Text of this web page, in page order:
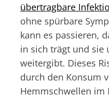
übertragbare
ohne spürbare
kann es passieren,
in sich trägt und sie
weitergibt. Dieses
durch den Konsum
Hemmschwellen im